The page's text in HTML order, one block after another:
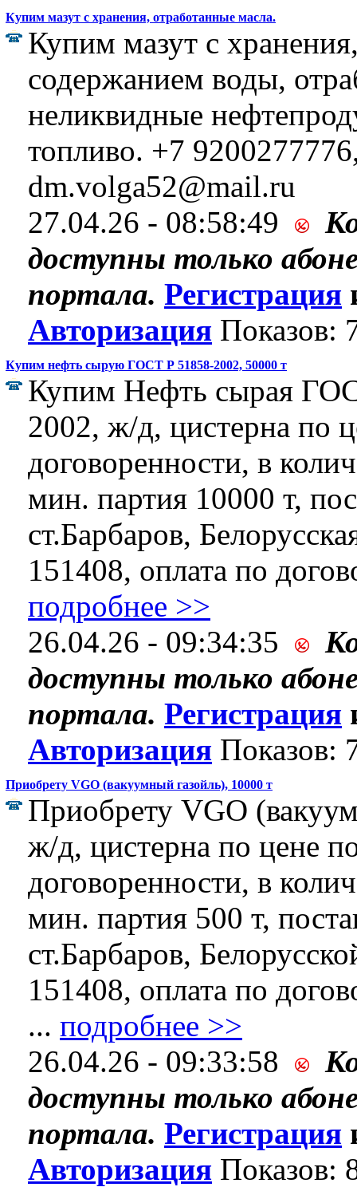
Купим мазут с хранения, отработанные масла.
Купим мазут с
содержанием воды,
неликвидные
топливо. +7
dm.volga52@mail.ru
27.04.26 - 08:58:49
доступны только
портала. Регистрация
Авторизация Показов:
Купим нефть сырую ГОСТ Р 51858-2002, 50000 т
Купим Нефть сырая
2002, ж/д, цистерна по
договоренности, в
мин. партия 10000 т,
ст.Барбаров,
151408, оплата по
подробнее >>
26.04.26 - 09:34:35
доступны только
портала. Регистрация
Авторизация Показов:
Приобрету VGO (вакуумный газойль), 10000 т
Приобрету VGO
ж/д, цистерна по цене
договоренности, в
мин. партия 500 т,
ст.Барбаров,
151408, оплата по
... подробнее >>
26.04.26 - 09:33:58
доступны только
портала. Регистрация
Авторизация Показов: